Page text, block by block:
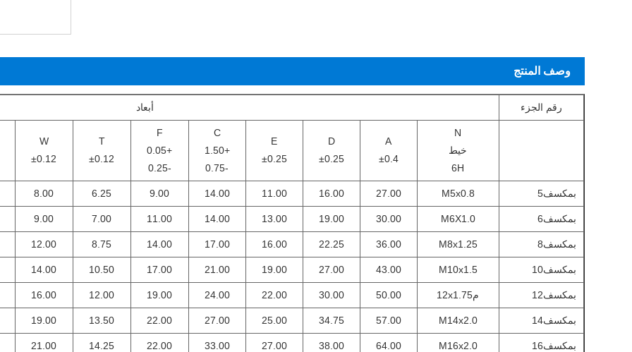
وصف المنتج
رقم الجزء أبعاد
N
خيط
6H
A
±0.4
D
±0.25
E
±0.25
C
+1.50
-0.75
F
+0.05
-0.25
T
±0.12
W
±0.12
بمكسف5 M5x0.8
27.00
16.00
11.00
14.00
9.00
6.25
8.00
بمكسف6 M6X1.0
30.00
19.00
13.00
14.00
11.00
7.00
9.00
بمكسف8 M8x1.25
36.00
22.25
16.00
17.00
14.00
8.75
12.00
بمكسف10 M10x1.5
43.00
27.00
19.00
21.00
17.00
10.50
14.00
بمكسف12 م12x1.75 50.00
30.00
22.00
24.00
19.00
12.00
16.00
بمكسف14 M14x2.0
57.00
34.75
25.00
27.00
22.00
13.50
19.00
بمكسف16 M16x2.0
64.00
38.00
27.00
33.00
22.00
14.25
21.00